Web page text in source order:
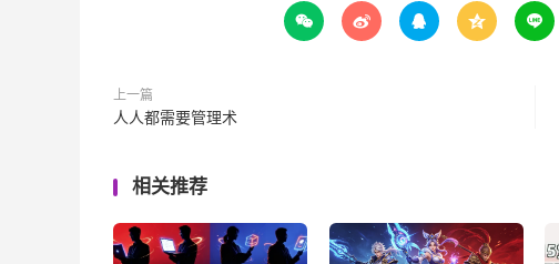
    
上一篇
人人都需要管理术
相关推荐